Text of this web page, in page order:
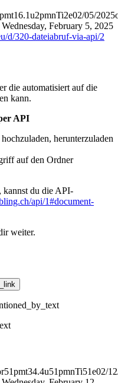
05/
Wednesday, February 5, 2025
d/320-dateiabruf-via-api/2
die automatisiert auf die
kann​.
API
herunterzuladen
auf den Ordner
kannst du die API-
api/1#document-
weiter.